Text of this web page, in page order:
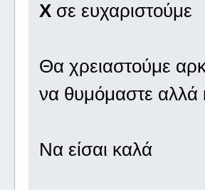
Xσε ευχαριστούμε
Θα χρειαστούμε
να θυμόμαστε αλλά
Να είσαι καλά